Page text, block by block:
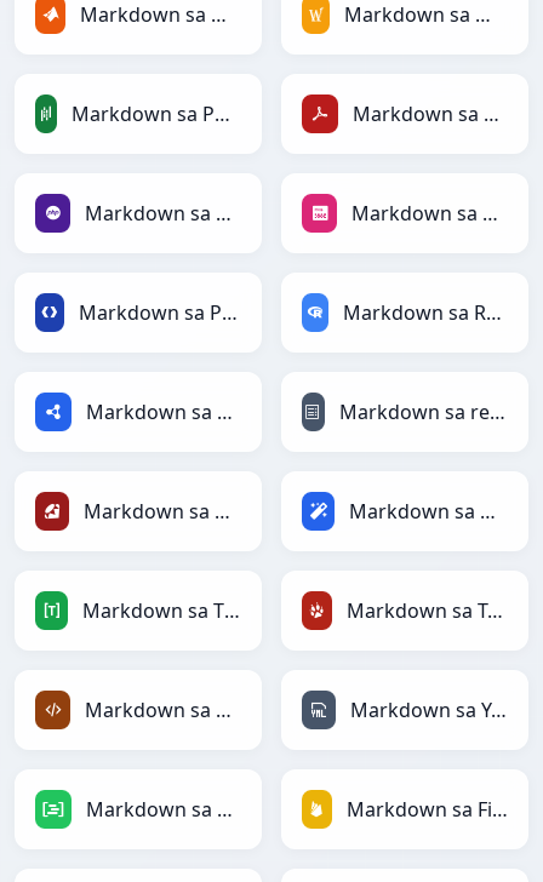
Markdown sa MATLAB Markdown sa MediaWiki
Markdown sa PandasDataFrame Markdown sa PDF
Markdown sa PHP Markdown sa PNG
Markdown sa Protobuf Markdown sa RDataFrame
Markdown sa RDF Markdown sa reStructuredText
Markdown sa Ruby Markdown sa Magic
Markdown sa TOML Markdown sa TracWiki
Markdown sa XML Markdown sa YAML
Markdown sa DAX Markdown sa Firebase